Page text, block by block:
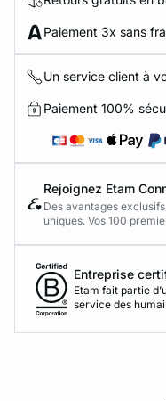
Paiement 3x sans
Un service client à
Paiement 100%
Rejoignez Etam
Des avantages
uniques. Vos 100
Entreprise
Etam fait partie
service des